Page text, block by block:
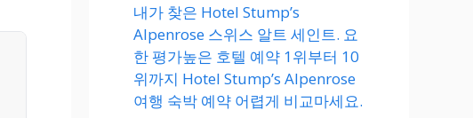
내가 찾은 Hotel Stump’s
Alpenrose 스위스 알트 세인트. 요
한 평가높은 호텔 예약 1위부터 10
위까지 Hotel Stump’s Alpenrose
여행 숙박 예약 어렵게 비교마세요.